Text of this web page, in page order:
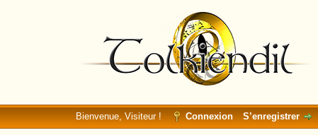
Bienvenue, Visiteur ! Connexion S’enregistrer